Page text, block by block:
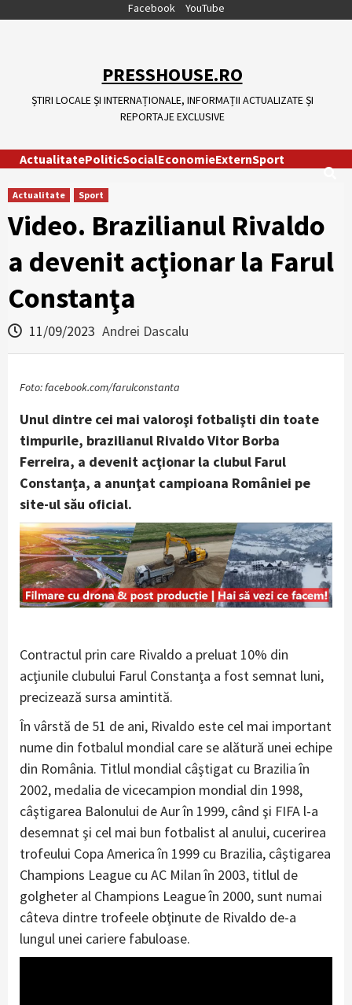
Facebook YouTube
PRESSHOUSE.RO
ȘTIRI LOCALE ȘI INTERNAȚIONALE, INFORMAȚII ACTUALIZATE ȘI
REPORTAJE EXCLUSIVE
ActualitatePoliticSocialEconomieExternSport
Actualitate Sport
Video. Brazilianul Rivaldo
a devenit acţionar la Farul
Constanţa
11/09/2023 Andrei Dascalu
Foto: facebook.com/farulconstanta
Unul dintre cei mai valoroşi fotbalişti din toate
timpurile, brazilianul Rivaldo Vitor Borba
Ferreira, a devenit acţionar la clubul Farul
Constanţa, a anunţat campioana României pe
site-ul său oficial.
Contractul prin care Rivaldo a preluat 10% din
acţiunile clubului Farul Constanţa a fost semnat luni,
precizează sursa amintită.
În vârstă de 51 de ani, Rivaldo este cel mai important
nume din fotbalul mondial care se alătură unei echipe
din România. Titlul mondial câştigat cu Brazilia în
2002, medalia de vicecampion mondial din 1998,
câştigarea Balonului de Aur în 1999, când şi FIFA l-a
desemnat şi cel mai bun fotbalist al anului, cucerirea
trofeului Copa America în 1999 cu Brazilia, câştigarea
Champions League cu AC Milan în 2003, titlul de
golgheter al Champions League în 2000, sunt numai
câteva dintre trofeele obţinute de Rivaldo de-a
lungul unei cariere fabuloase.